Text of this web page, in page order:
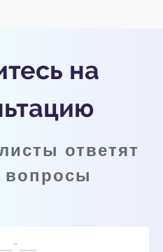
на
ответят
вопросы